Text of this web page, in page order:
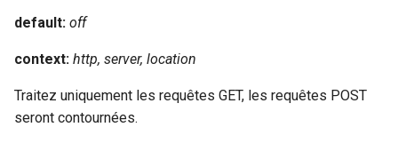
default: off
context: http, server, location
Traitez uniquement les requêtes GET, les requêtes POST
seront contournées.